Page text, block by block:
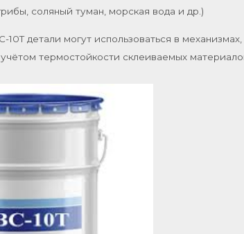
соляный туман, морская вода и др.)
10Т детали могут использоваться в
термостойкости склеиваемых